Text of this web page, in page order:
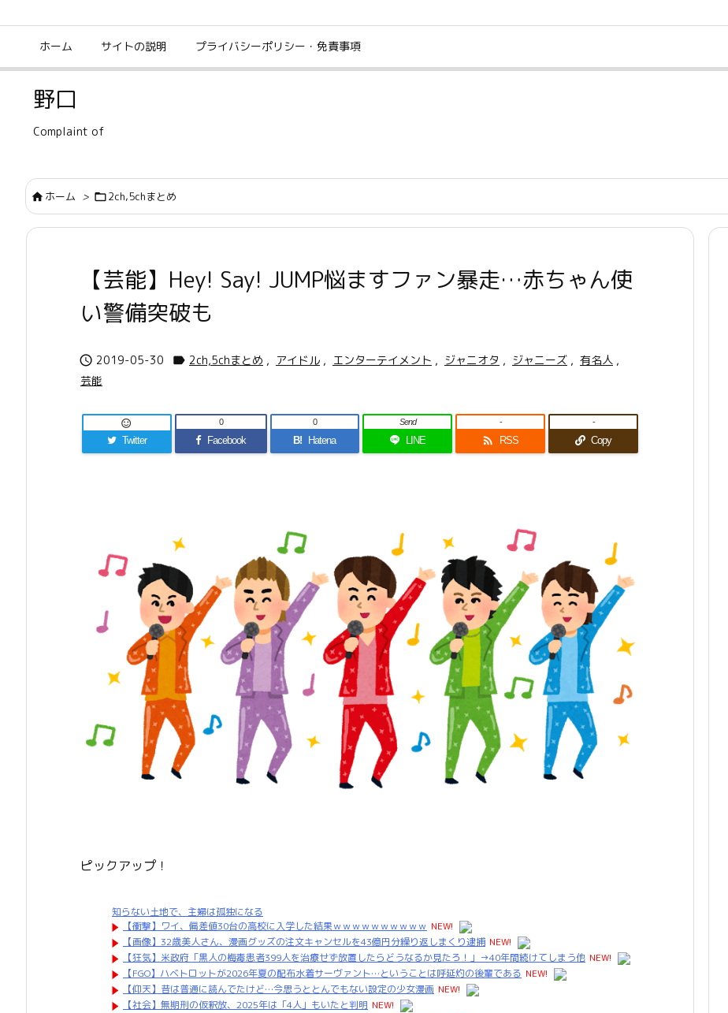
ホーム サイトの説明 プライバシーポリシー・免責事項
野口
Complaint of
ホーム > 2ch,5chまとめ
【芸能】Hey! Say! JUMP悩ますファン暴走…赤ちゃん使
い警備突破も
 2019-05-30  2ch,5chまとめ , アイドル , エンターテイメント , ジャニオタ , ジャニーズ , 有名人 ,
芸能
Twitter

Facebook
0
B! Hatena
0
LINE
Send
 RSS
-
Copy
-
ピックアップ！
知らない土地で、主婦は孤独になる
【衝撃】ワイ、偏差値30台の高校に入学した結果ｗｗｗｗｗｗｗｗｗｗ NEW!
【画像】32歳美人さん、漫画グッズの注文キャンセルを43億円分繰り返しまくり逮捕 NEW!
【狂気】米政府「黒人の梅毒患者399人を治療せず放置したらどうなるか見たろ！」→40年間続けてしまう他 NEW!
【FGO】ハベトロットが2026年夏の配布水着サーヴァント…ということは呼延灼の後輩である NEW!
【仰天】昔は普通に読んでたけど…今思うととんでもない設定の少女漫画 NEW!
【社会】無期刑の仮釈放、2025年は「4人」もいたと判明 NEW!